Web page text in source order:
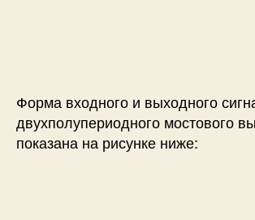
Форма входного и выходного
двухполупериодного мостового
показана на рисунке ниже: